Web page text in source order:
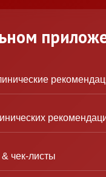
чек-листы